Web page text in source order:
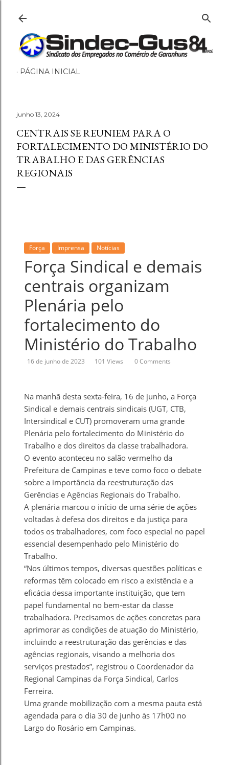
PÁGINA INICIAL
junho 13, 2024
CENTRAIS SE REUNIEM PARA O
FORTALECIMENTO DO MINISTÉRIO DO
TRABALHO E DAS GERÊNCIAS
REGIONAIS
Força Imprensa Notícias
Força Sindical e demais
centrais organizam
Plenária pelo
fortalecimento do
Ministério do Trabalho
16 de junho de 2023 101 Views 0 Comments
Na manhã desta sexta-feira, 16 de junho, a Força
Sindical e demais centrais sindicais (UGT, CTB,
Intersindical e CUT) promoveram uma grande
Plenária pelo fortalecimento do Ministério do
Trabalho e dos direitos da classe trabalhadora.
O evento aconteceu no salão vermelho da
Prefeitura de Campinas e teve como foco o debate
sobre a importância da reestruturação das
Gerências e Agências Regionais do Trabalho.
A plenária marcou o início de uma série de ações
voltadas à defesa dos direitos e da justiça para
todos os trabalhadores, com foco especial no papel
essencial desempenhado pelo Ministério do
Trabalho.
“Nos últimos tempos, diversas questões políticas e
reformas têm colocado em risco a existência e a
eficácia dessa importante instituição, que tem
papel fundamental no bem-estar da classe
trabalhadora. Precisamos de ações concretas para
aprimorar as condições de atuação do Ministério,
incluindo a reestruturação das gerências e das
agências regionais, visando a melhoria dos
serviços prestados”, registrou o Coordenador da
Regional Campinas da Força Sindical, Carlos
Ferreira.
Uma grande mobilização com a mesma pauta está
agendada para o dia 30 de junho às 17h00 no
Largo do Rosário em Campinas.